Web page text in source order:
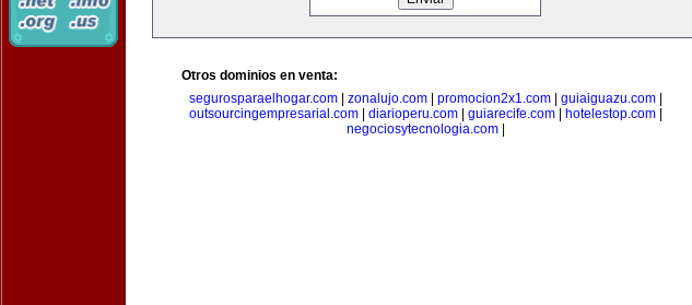
Otros dominios en venta:
segurosparaelhogar.com| zonalujo.com| promocion2x1.com| guiaiguazu.com|
outsourcingempresarial.com| diarioperu.com| guiarecife.com| hotelestop.com|
negociosytecnologia.com|